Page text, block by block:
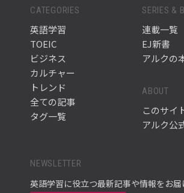
CATEGORIES
英語学習
TOEIC
ビジネス
カルチャー
トレンド
全ての記事
タグ一覧
SERIES &
連載一覧
EJ新書
アルクの
ABOUT
このサイ
アルク公
NEWSLETTER
英語学習に役立つ最新記事や情報をお届